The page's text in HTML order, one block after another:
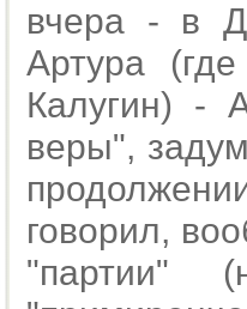
вчера - в
Артура
Калугин) -
веры",
говорил,
"партии"